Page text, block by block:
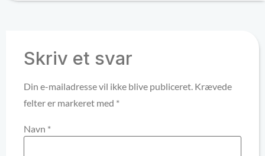
Skriv et svar
Din e-mailadresse vil ikke blive publiceret. Krævede
felter er markeret med *
Navn *